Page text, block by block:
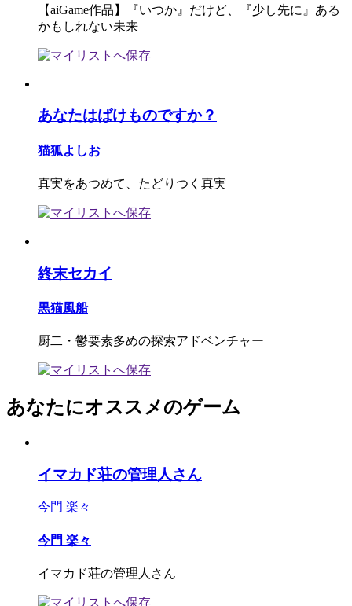
【aiGame作品】『いつか』だけど、『少し先に』ある
かもしれない未来
あなたはばけものですか？
猫狐よしお
真実をあつめて、たどりつく真実
終末セカイ
黒猫風船
厨二・鬱要素多めの探索アドベンチャー
あなたにオススメのゲーム
イマカド荘の管理人さん
今門 楽々
今門 楽々
イマカド荘の管理人さん